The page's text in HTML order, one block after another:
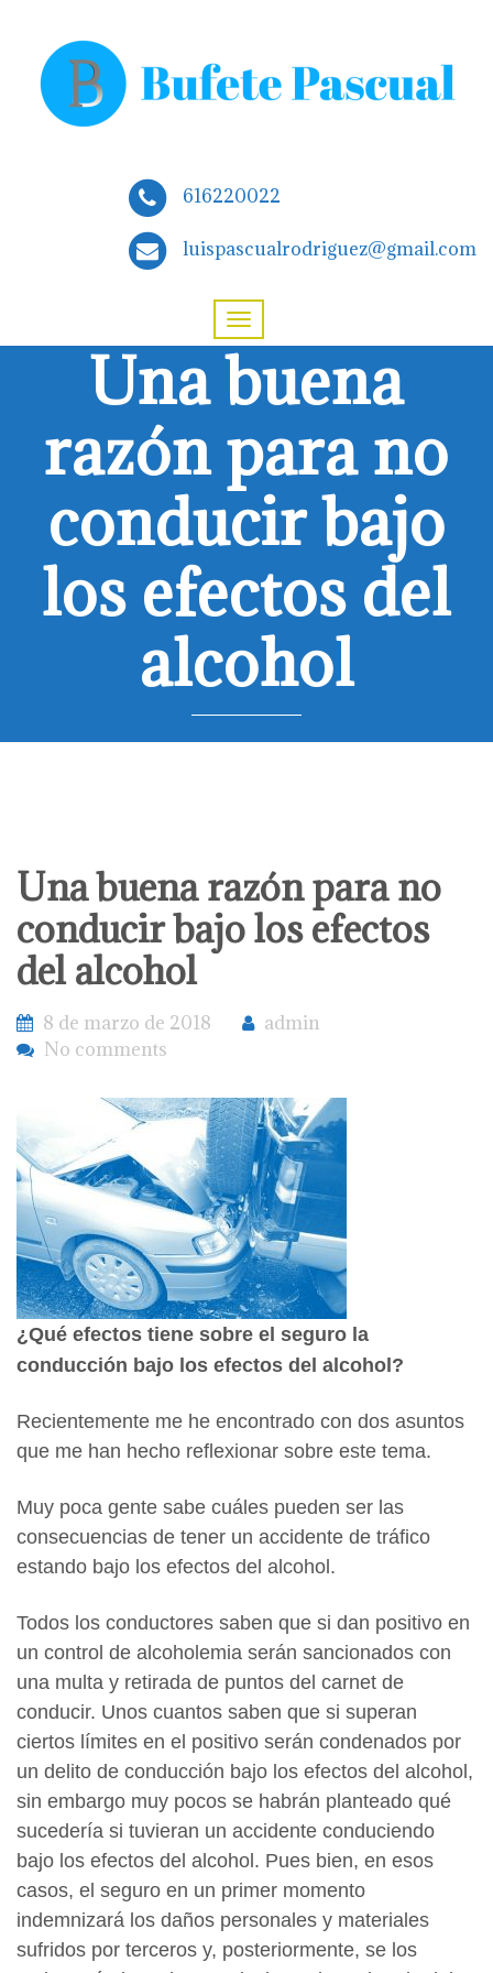
616220022
luispascualrodriguez@gmail.com
Una buena
razón para no
conducir bajo
los efectos del
alcohol
Una buena razón para no
conducir bajo los efectos
del alcohol
8 de marzo de 2018
admin
No comments
¿Qué efectos tiene sobre el seguro la
conducción bajo los efectos del alcohol?
Recientemente me he encontrado con dos asuntos
que me han hecho reflexionar sobre este tema.
Muy poca gente sabe cuáles pueden ser las
consecuencias de tener un accidente de tráfico
estando bajo los efectos del alcohol.
Todos los conductores saben que si dan positivo en
un control de alcoholemia serán sancionados con
una multa y retirada de puntos del carnet de
conducir. Unos cuantos saben que si superan
ciertos límites en el positivo serán condenados por
un delito de conducción bajo los efectos del alcohol,
sin embargo muy pocos se habrán planteado qué
sucedería si tuvieran un accidente conduciendo
bajo los efectos del alcohol. Pues bien, en esos
casos, el seguro en un primer momento
indemnizará los daños personales y materiales
sufridos por terceros y, posteriormente, se los